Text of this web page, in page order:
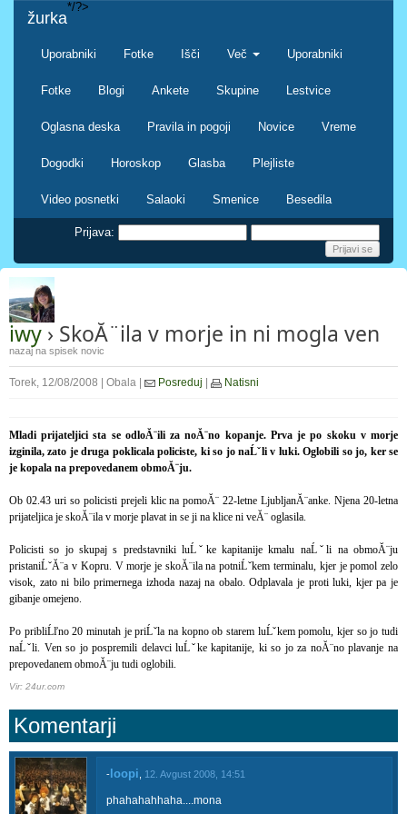
žurka
Uporabniki Fotke Išči Več Uporabniki
Fotke Blogi Ankete Skupine Lestvice
Oglasna deska Pravila in pogoji Novice Vreme
Dogodki Horoskop Glasba Plejliste
Video posnetki Salaoki Smenice Besedila
*/?>
Prijava:
iwy › SkoĂ¨ila v morje in ni mogla ven
nazaj na spisek novic
Torek, 12/08/2008 | Obala | Posreduj Natisni
Mladi prijateljici sta se odloĂ¨ili za noĂ¨no kopanje. Prva je po skoku v morje
izginila, zato je druga poklicala policiste, ki so jo naĹˇli v luki. Oglobili so jo, ker se
je kopala na prepovedanem obmoĂ¨ju.
Ob 02.43 uri so policisti prejeli klic na pomoĂ¨ 22-letne LjubljanĂ¨anke. Njena 20-letna
prijateljica je skoĂ¨ila v morje plavat in se ji na klice ni veĂ¨ oglasila.
Policisti so jo skupaj s predstavniki luĹˇke kapitanije kmalu naĹˇli na obmoĂ¨ju
pristaniĹˇĂ¨a v Kopru. V morje je skoĂ¨ila na potniĹˇkem terminalu, kjer je pomol zelo
visok, zato ni bilo primernega izhoda nazaj na obalo. Odplavala je proti luki, kjer pa je
gibanje omejeno.
Po pribliĹľno 20 minutah je priĹˇla na kopno ob starem luĹˇkem pomolu, kjer so jo tudi
naĹˇli. Ven so jo pospremili delavci luĹˇke kapitanije, ki so jo za noĂ¨no plavanje na
prepovedanem obmoĂ¨ju tudi oglobili.
Vir: 24ur.com
Komentarji
- loopi 12. Avgust 2008, 14:51
phahahahhaha....mona